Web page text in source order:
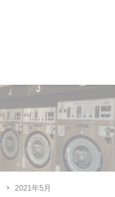
2021年5月